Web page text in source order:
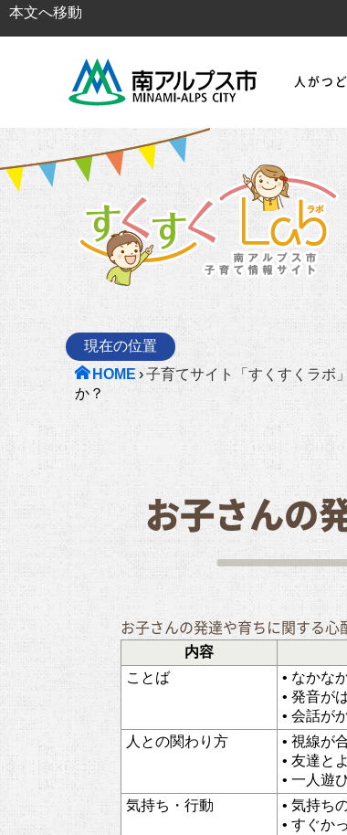
本文へ移動
人がつ
現在の位置
HOME ›子育てサイト「すくすくラボ」
か？
お子さんの
お子さんの発達や育ちに関する心
内容
ことば
• なかな
• 発音が
• 会話が
人との関わり方
• 視線が
• 友達と
• 一人遊
気持ち・行動
• 気持ち
• すぐか